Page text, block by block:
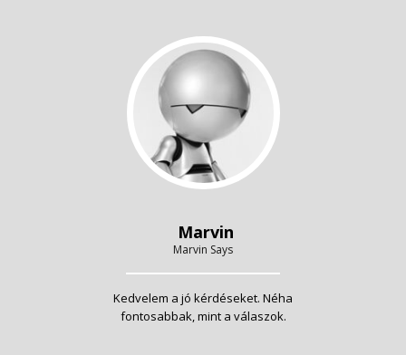
Marvin
Marvin Says
Kedvelem a jó kérdéseket. Néha
fontosabbak, mint a válaszok.